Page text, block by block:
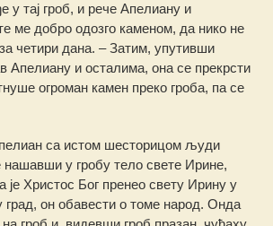
у тај гроб, и рече Апелиану и
ме добро одозго каменом, да нико не
четири дана. – Затим, упутивши
Апелиану и осталима, она се прекрсти
огроман камен преко гроба, па се
са истом шесторицом људи
нашавши у гробу тело свете Ирине,
је Христос Бог пренео свету Ирину у
град, он обавести о томе народ. Онда